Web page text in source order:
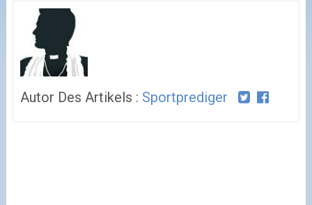
Autor Des Artikels : Sportprediger